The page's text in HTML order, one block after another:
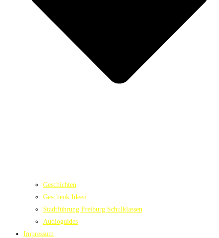
Geschichten
Geschenk Ideen
Stadtführung Freiburg Schulklassen
Audioguides
Impressum